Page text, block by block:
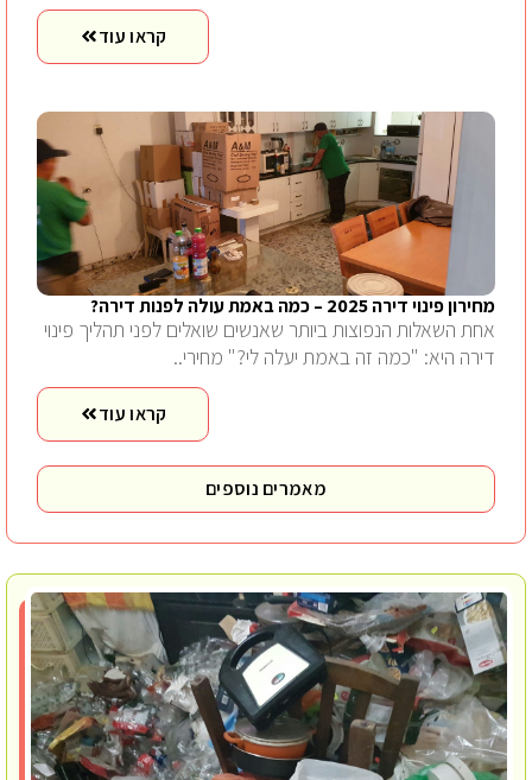
קראו עוד
מחירון פינוי דירה 2025 – כמה באמת עולה לפנות דירה?
אחת השאלות הנפוצות ביותר שאנשים שואלים לפני תהליך פינוי
דירה היא: "כמה זה באמת יעלה לי?" מחירי..
קראו עוד
מאמרים נוספים